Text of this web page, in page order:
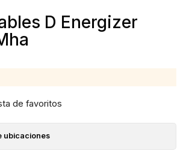
D Energizer
de favoritos
ubicaciones